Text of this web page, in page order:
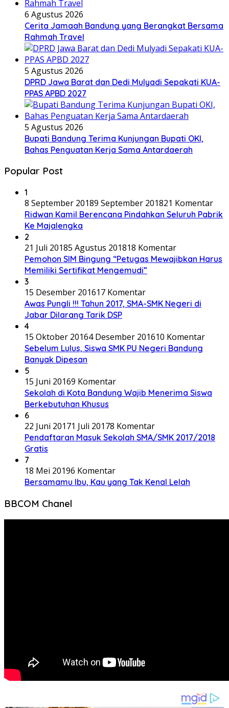
6 Agustus 2026
Cerita Jamaah Bandung yang Berangkat Bersama
Rahmah Travel
5 Agustus 2026
DPRD Jawa Barat dan Dedi Mulyadi Sepakati KUA-
PPAS APBD 2027
5 Agustus 2026
Bupati Bandung Terima Kunjungan Bupati OKI,
Bahas Penguatan Kerja Sama Antardaerah
Popular Post
1
8 September 20189 September 201821 Komentar
Ridwan Kamil Berencana Pindahkan Seluruh Pabrik
Ke Majalengka
2
21 Juli 20185 Agustus 201818 Komentar
Pemohon SIM Bingung “Petugas Mewajibkan Harus
Memiliki Sertifikat Mengemudi”
3
15 Desember 201617 Komentar
Awas Pungli !!! Tahun 2017, SMA-SMK Negeri di
Jabar Dilarang Tarik DSP
4
15 Oktober 20164 Desember 201610 Komentar
Sebelum Lulus, Siswa SMK PU Negeri Bandung
Banyak Dipesan
5
15 Juni 20169 Komentar
Sekolah di Kota Bandung Wajib Menerima Siswa
Berkebutuhan Khusus
6
22 Juni 20171 Juli 20178 Komentar
Pendaftaran Masuk Sekolah SMA/SMK 2017/2018
Gratis
7
18 Mei 20196 Komentar
Bersamamu Ibu, Kau yang Tak Kenal Lelah
BBCOM Chanel